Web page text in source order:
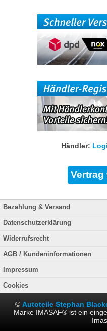
Händler:
Bezahlung & Versand
Datenschutzerklärung
Widerrufsrecht
AGB / Kundeninformationen
Impressum
Cookies
© Autoteile Stephan
Marke IMASAF® ist ein